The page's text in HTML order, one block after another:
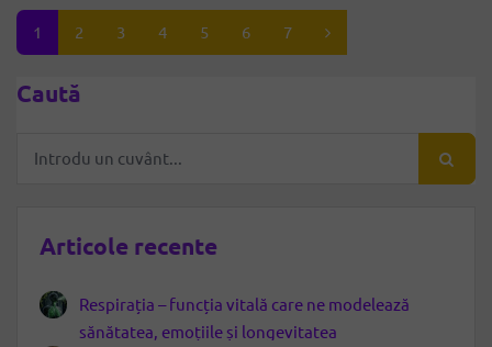
1 2 3 4 5 6 7
Caută
Articole recente
Respirația – funcția vitală care ne modelează
sănătatea, emoțiile și longevitatea